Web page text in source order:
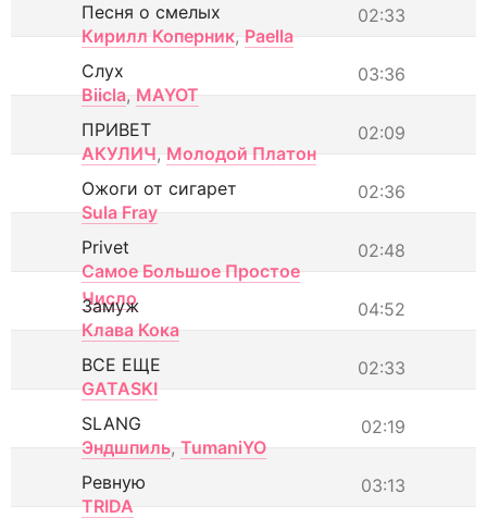
02:33
Песня о смелых
Кирилл Коперник, Paella
03:36
Слух
Biicla, MAYOT
02:09
ПРИВЕТ
АКУЛИЧ, Молодой Платон
02:36
Ожоги от сигарет
Sula Fray
02:48
Privet
Самое Большое Простое
Число
04:52
Замуж
Клава Кока
02:33
ВСЕ ЕЩЕ
GATASKI
02:19
SLANG
Эндшпиль, TumaniYO
03:13
Ревную
TRIDA